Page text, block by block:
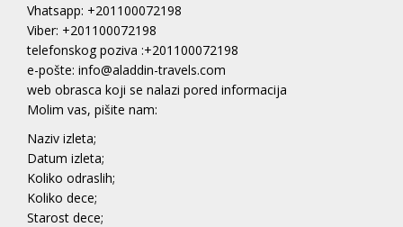
Vhatsapp: +201100072198
Viber: +201100072198
telefonskog poziva :+201100072198
e-pošte: info@aladdin-travels.com
web obrasca koji se nalazi pored informacija
Molim vas, pišite nam:
Naziv izleta;
Datum izleta;
Koliko odraslih;
Koliko dece;
Starost dece;